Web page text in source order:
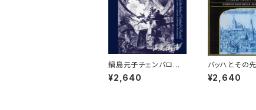
鍋島元子チェンバロリ
サイタル『深層の陰と
陽』 ～チェンバロに託さ
¥2,640
バッハとその
ち 【演奏：鍋島
¥2,640